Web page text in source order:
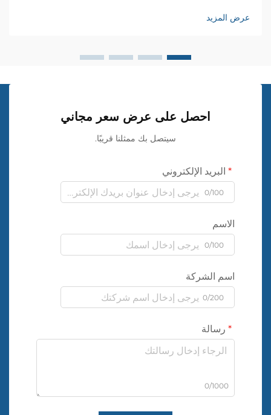
التجارية. هذا الحل المبتكر...
عرض المزيد
احصل على عرض سعر مجاني
سيتصل بك ممثلنا قريبًا.
البريد الإلكتروني
0/100
الاسم
0/100
اسم الشركة
0/200
رسالة
0/1000